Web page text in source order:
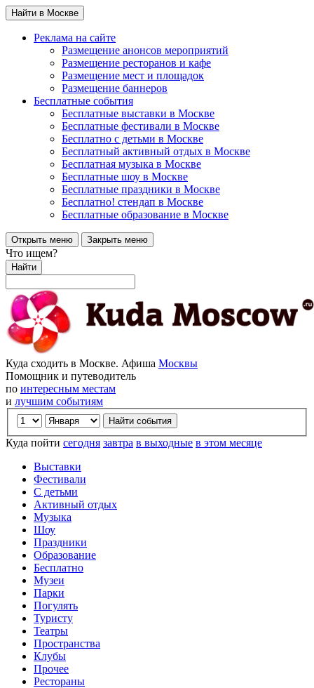
Найти в Москве
Реклама на сайте
Размещение анонсов мероприятий
Размещение ресторанов и кафе
Размещение мест и площадок
Размещение баннеров
Бесплатные события
Бесплатные выставки в Москве
Бесплатные фестивали в Москве
Бесплатно с детьми в Москве
Бесплатный активный отдых в Москве
Бесплатная музыка в Москве
Бесплатные шоу в Москве
Бесплатные праздники в Москве
Бесплатно! стендап в Москве
Бесплатные образование в Москве
Открыть меню Закрыть меню
Что ищем?
Найти
Куда сходить в Москве. Афиша Москвы
Помощник и путеводитель
по интересным местам
и лучшим событиям
Куда пойти сегодня завтра в выходные в этом месяце
Выставки
Фестивали
С детьми
Активный отдых
Музыка
Шоу
Праздники
Образование
Бесплатно
Музеи
Парки
Погулять
Туристу
Театры
Пространства
Клубы
Прочее
Рестораны